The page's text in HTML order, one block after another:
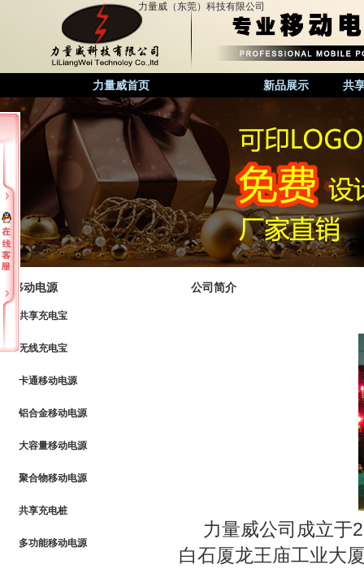
力量威（东莞）科技有限公司
力量威首页 新品展示 共
公司简介
力量威公司成立于
白石厦龙王庙工业大
移动电源
共享充电宝
无线充电宝
卡通移动电源
铝合金移动电源
大容量移动电源
聚合物移动电源
共享充电桩
多功能移动电源